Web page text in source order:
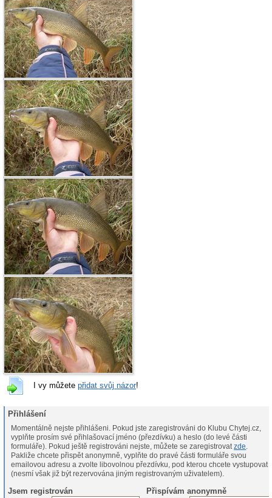
I vy můžete přidat svůj názor!
Přihlášení
Momentálně nejste přihlášeni. Pokud jste zaregistrováni do Klubu Chytej.cz,
vyplňte prosím své přihlašovací jméno (přezdívku) a heslo (do levé části
formuláře). Pokud ještě registrováni nejste, můžete se zaregistrovatzde
Pakliže chcete přispět anonymně, vyplňte do pravé části formuláře svou
emailovou adresu a zvolte libovolnou přezdívku, pod kterou chcete vystupovat
(nesmí však již být rezervována jiným registrovaným uživatelem).
Jsem registrován
Přispívám anonymně